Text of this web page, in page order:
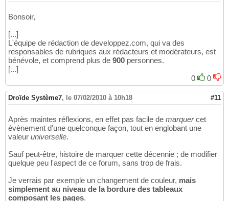
Bonsoir,
[...]
L'équipe de rédaction de developpez.com, qui va des
responsables de rubriques aux rédacteurs et modérateurs, est
bénévole, et comprend plus de 900 personnes.
[...]
0
0
Droïde Système7, le 07/02/2010 à 10h18 #11
Après maintes réflexions, en effet pas facile de marquercet
évènement d'une quelconque façon, tout en englobant une
valeur universelle.
Sauf peut-être, histoire de marquer cette décennie ; de modifier
quelque peu l'aspect de ce forum, sans trop de frais.
Je verrais par exemple un changement de couleur, mais
simplement au niveau de la bordure des tableaux
composant les pages.